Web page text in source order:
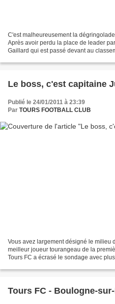
C'est malheureusement la
Après avoir perdu la place de leader
Gaillard qui est passé devant au
Le boss, c'est capitaine
Publié le 24/01/2011 à 23:39
Par TOURS FOOTBALL CLUB
Vous avez largement désigné le milieu
meilleur joueur tourangeau de la
Tours FC a écrasé le sondage avec
Tours FC - Boulogne-